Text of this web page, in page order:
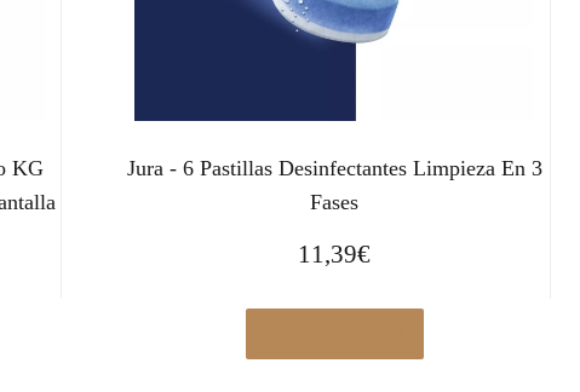
KG
Jura - 6 Pastillas Desinfectantes Limpieza En 3
Fases
11,39€